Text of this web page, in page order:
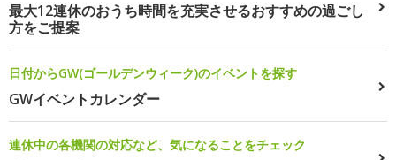
最大12連休のおうち時間を充実させるおすすめの過ごし
方をご提案
日付からGW(ゴールデンウィーク)のイベントを探す
GWイベントカレンダー
連休中の各機関の対応など、気になることをチェック